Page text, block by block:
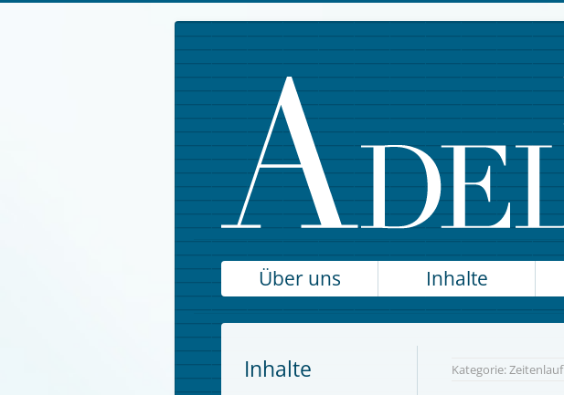
Über uns Inhalte
Inhalte Kategorie:Zeitenlauf